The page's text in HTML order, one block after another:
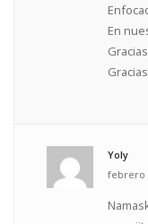
En
Yoly
febrero